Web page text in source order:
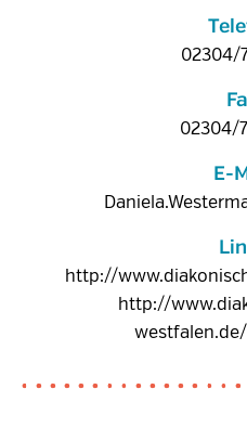
02304/
02304/
E-
http://
http://